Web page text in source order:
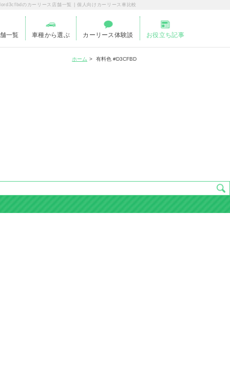
のカーリース店舗一覧 | 個人向けカーリース車比較
一覧 車種から選ぶ カーリース体験談 お役立ち記事
ホーム 有料色 #D3CFBD